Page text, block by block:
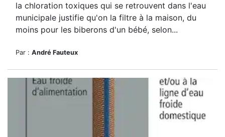
la chloration toxiques qui se retrouvent dans l'eau
municipale justifie qu'on la filtre à la maison, du
moins pour les biberons d'un bébé, selon...
Par : André Fauteux